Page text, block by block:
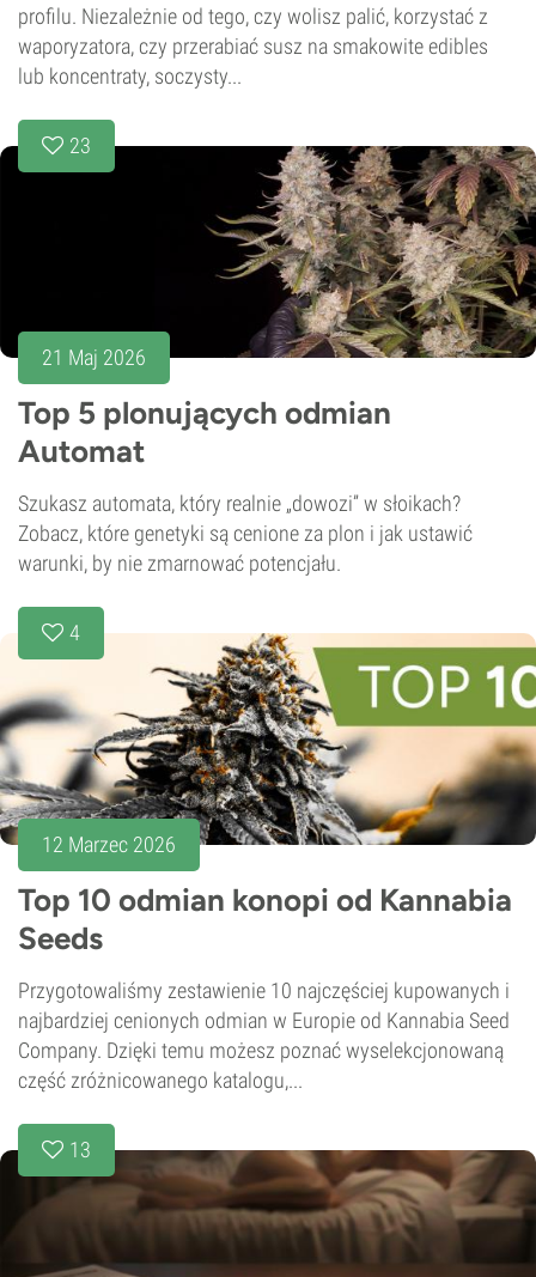
profilu. Niezależnie od tego, czy wolisz palić, korzystać z
waporyzatora, czy przerabiać susz na smakowite edibles
lub koncentraty, soczysty...
23
21 Maj 2026
Top 5 plonujących odmian
Automat
Szukasz automata, który realnie „dowozi” w słoikach?
Zobacz, które genetyki są cenione za plon i jak ustawić
warunki, by nie zmarnować potencjału.
4
12 Marzec 2026
Top 10 odmian konopi od Kannabia
Seeds
Przygotowaliśmy zestawienie 10 najczęściej kupowanych i
najbardziej cenionych odmian w Europie od Kannabia Seed
Company. Dzięki temu możesz poznać wyselekcjonowaną
część zróżnicowanego katalogu,...
13